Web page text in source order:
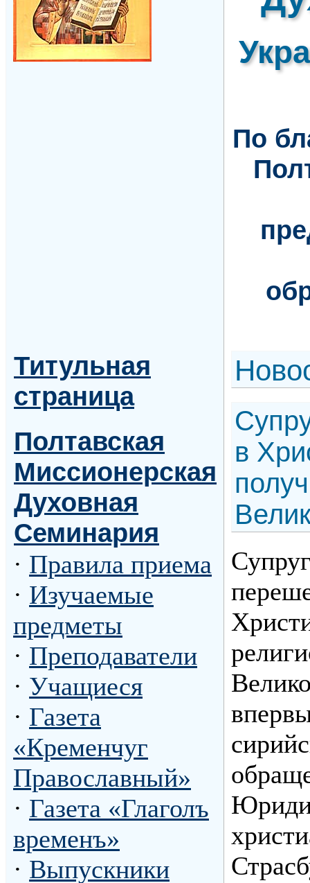
По
Титульная
страница
Полтавская
Миссионерская
Духовная
Семинария
· Правила приема
· Изучаемые
предметы
· Преподаватели
· Учащиеся
· Газета
«Кременчуг
Православный»
· Газета «Глаголъ
временъ»
· Выпускники
Н
в